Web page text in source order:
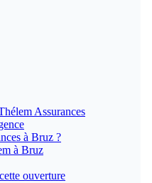
Assurances
à Bruz ?
à Bruz
ouverture